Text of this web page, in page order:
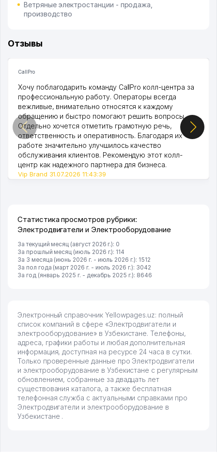
Ветряные электростанции - продажа,
производство
Отзывы
CallPro
Хочу поблагодарить команду CallPro колл-центра за
профессиональную работу. Операторы всегда
вежливые, внимательно относятся к каждому
обращению и быстро помогают решить вопросы.
Отдельно хочется отметить грамотную речь,
ответственность и оперативность. Благодаря их
работе значительно улучшилось качество
обслуживания клиентов. Рекомендую этот колл-
центр как надежного партнера для бизнеса.
Vip Brand 31.07.2026 11:43:39
Статистика просмотров рубрики:
Электродвигатели и Электрооборудование
За текущий месяц (август 2026 г.): 0
За прошлый месяц (июль 2026 г.): 114
За 3 месяца (июнь 2026 г. - июль 2026 г.): 1512
За пол года (март 2026 г. - июль 2026 г.): 3042
За год (январь 2025 г. - декабрь 2025 г.): 8646
Электронный справочник Yellowpages.uz: полный
список компаний в сфере «Электродвигатели и
электрооборудование» в Узбекистане. Телефоны,
адреса, графики работы и любая дополнительная
информация, доступная на ресурсе 24 часа в сутки.
Только проверенные данные про Электродвигатели
и электрооборудование в Узбекистане с регулярным
обновлением, собранные за двадцать лет
существования каталога, а также бесплатная
телефонная служба с актуальными справками про
Электродвигатели и электрооборудование в
Узбекистане .